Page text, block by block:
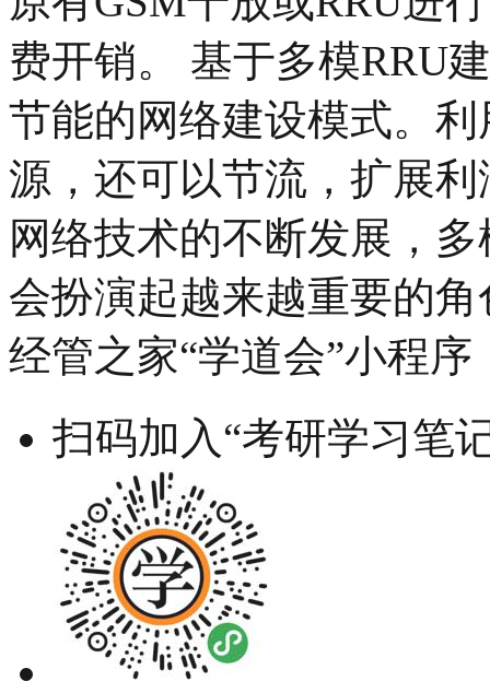
费开销。 基于多模RRU
节能的网络建设模式。
源，还可以节流，扩展
网络技术的不断发展，
会扮演起越来越重要的角
经管之家“学道会”小程序
扫码加入“考研学习笔